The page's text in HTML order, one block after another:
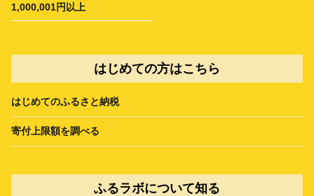
1,000,001円以上
はじめての方はこちら
はじめてのふるさと納税
寄付上限額を調べる
ふるラボについて知る